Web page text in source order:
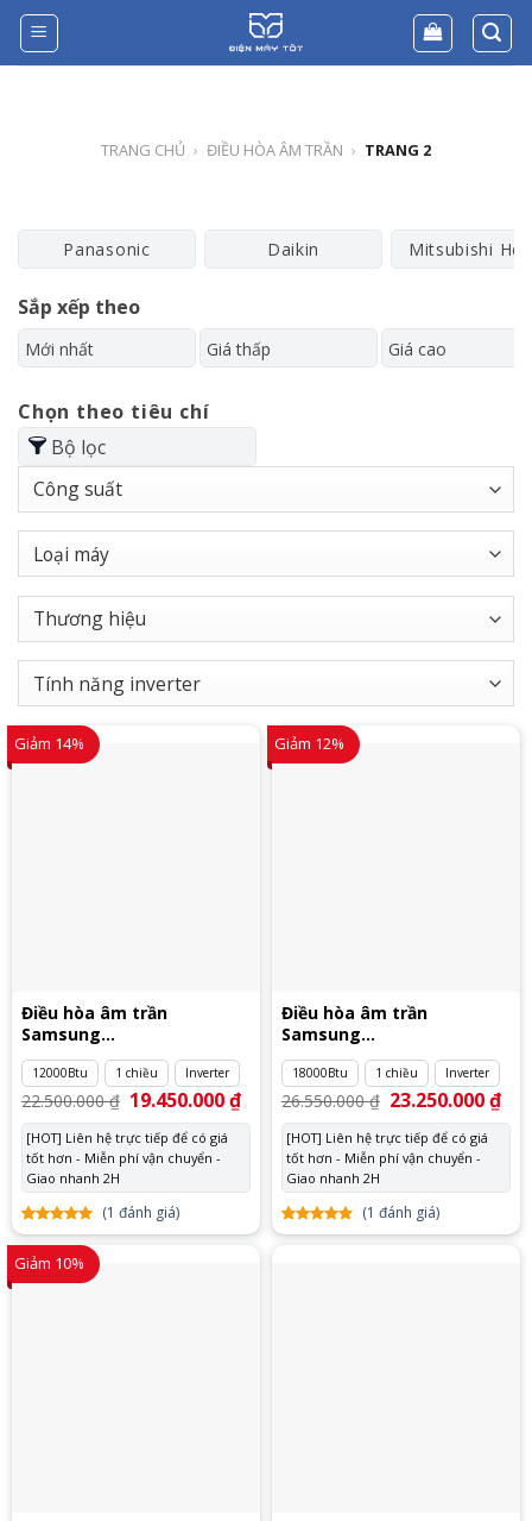
Skip
content
TRANG CHỦ › ĐIỀU HÒA ÂM TRẦN › TRANG 2
Panasonic Daikin Mitsubishi
Sắp xếp theo
Mới nhất Giá thấp Giá cao
Chọn theo tiêu chí
Bộ lọc
Giảm 14%
Điều hòa âm trần
Samsung
AC035TN1DKC/EA
12000Btu 1 chiều Inverter
22.500.000₫ Giá
gốc
là:
22.500.000 ₫.
19.450.000₫Giá
tại
19.450.000 ₫.
[HOT] Liên hệ trực tiếp để có giá
tốt hơn - Miễn phí vận chuyển -
Giao nhanh 2H
5.00trên
5 dựa
trên
1
đánh
(1 đánh giá)
Giảm 12%
Điều hòa âm trần
Samsung
AC052TN1DKC/EA
18000Btu 1 chiều Inverter
26.550.000₫ Giá
gốc
là:
26.550.000 ₫.
23.250.000₫Giá
tại
[HOT] Liên hệ trực tiếp để có giá
tốt hơn - Miễn phí vận chuyển -
Giao nhanh 2H
5.00trên
1
(1 đánh giá)
Giảm 10%